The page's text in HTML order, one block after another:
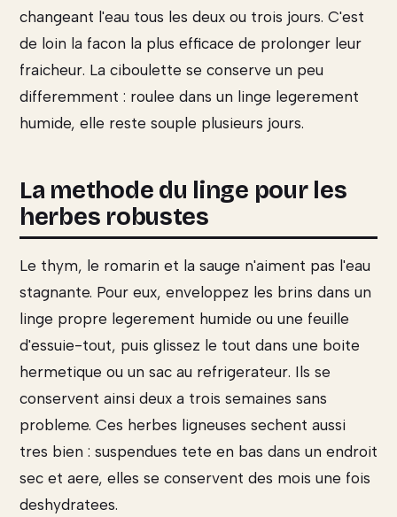
changeant l'eau tous les deux ou trois jours. C'est
de loin la facon la plus efficace de prolonger leur
fraicheur. La ciboulette se conserve un peu
differemment : roulee dans un linge legerement
humide, elle reste souple plusieurs jours.
La methode du linge pour les
herbes robustes
Le thym, le romarin et la sauge n'aiment pas l'eau
stagnante. Pour eux, enveloppez les brins dans un
linge propre legerement humide ou une feuille
d'essuie-tout, puis glissez le tout dans une boite
hermetique ou un sac au refrigerateur. Ils se
conservent ainsi deux a trois semaines sans
probleme. Ces herbes ligneuses sechent aussi
tres bien : suspendues tete en bas dans un endroit
sec et aere, elles se conservent des mois une fois
deshydratees.